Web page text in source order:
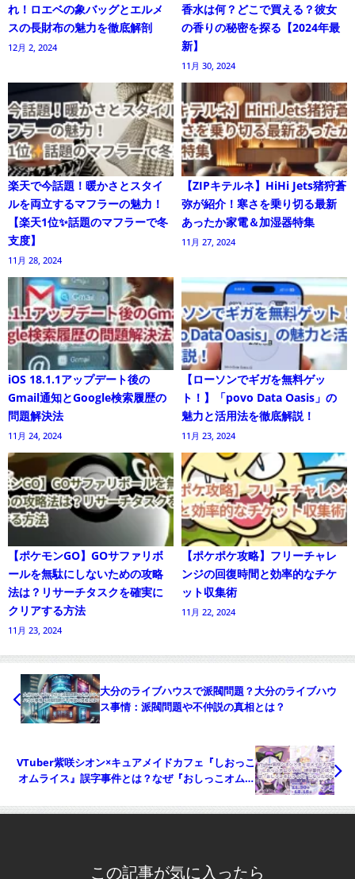
れ！ロエベの象バッグとエルメ
スの長財布の魅力を徹底解剖
12月 2, 2024
香水は何？どこで買える？彼女
の香りの秘密を探る【2024年最
新】
11月 30, 2024
楽天で今話題！暖かさとスタイ
ルを両立するマフラーの魅力！
【楽天1位✨話題のマフラーで冬
支度】
11月 28, 2024
【ZIPキテルネ】HiHi Jets猪狩蒼
弥が紹介！寒さを乗り切る最新
あったか家電＆加湿器特集
11月 27, 2024
iOS 18.1.1アップデート後の
Gmail通知とGoogle検索履歴の
問題解決法
11月 24, 2024
【ローソンでギガを無料ゲッ
ト！】「povo Data Oasis」の
魅力と活用法を徹底解説！
11月 23, 2024
【ポケモンGO】GOサファリボ
ールを無駄にしないための攻略
法は？リサーチタスクを確実に
クリアする方法
11月 23, 2024
【ポケポケ攻略】フリーチャレ
ンジの回復時間と効率的なチケ
ット収集術
11月 22, 2024
大分のライブハウスで派閥問題？大分のライブハウ
ス事情：派閥問題や不仲説の真相とは？
VTuber紫咲シオン×キュアメイドカフェ『しおっこ
オムライス』誤字事件とは？なぜ『おしっこオムラ
この記事が気に入ったら